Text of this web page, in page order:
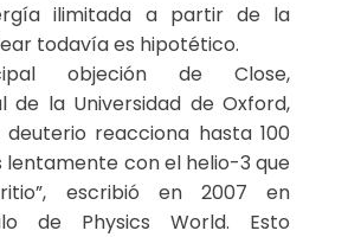
ilimitada a partir de la
todavía es hipotético.
objeción de Close,
de la Universidad de Oxford,
deuterio reacciona hasta 100
lentamente con el helio-3 que
escribió en 2007 en
de Physics World. Esto